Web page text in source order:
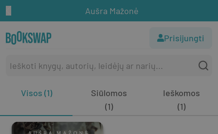
Aušra Mažonė
Prisijungti
Visos (1)
Siūlomos
(1)
Ieškomos
(1)